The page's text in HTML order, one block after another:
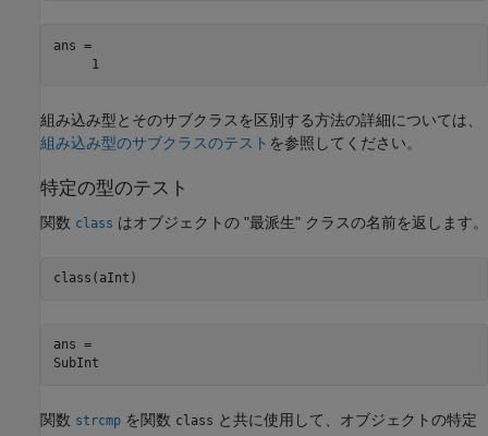
ans =
     1
組み込み型とそのサブクラスを区別する方法の詳細については、
組み込み型のサブクラスのテスト を参照してください。
特定の型のテスト
関数 class はオブジェクトの "最派生" クラスの名前を返します。
ans =
SubInt
関数 strcmp を関数 class と共に使用して、オブジェクトの特定